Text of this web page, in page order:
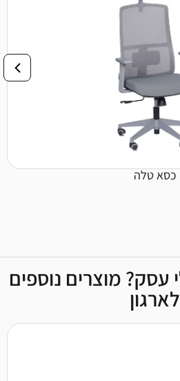
כסא טלה
עסק? מוצרים נוספים
לארגון